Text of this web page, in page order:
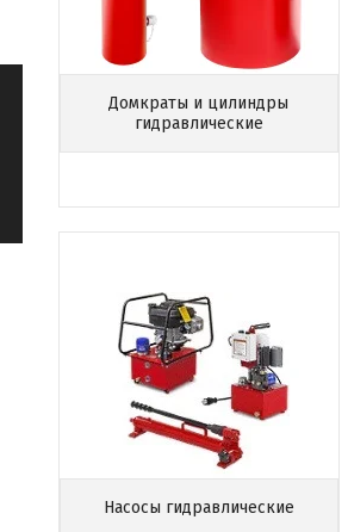
Домкраты и цилиндры
гидравлические
Насосы гидравлические